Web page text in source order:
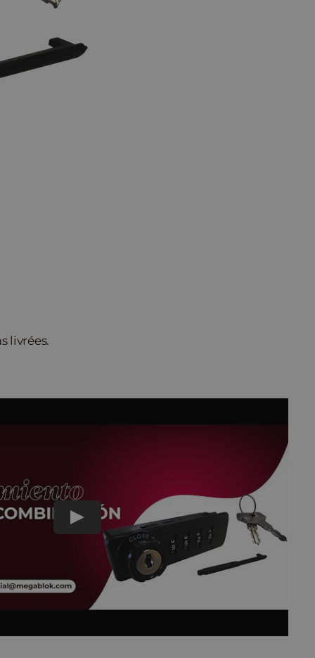
livrées.